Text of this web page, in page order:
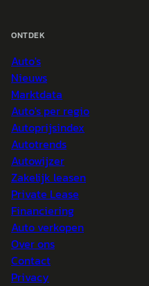
ONTDEK
Auto's
Nieuws
Marktdata
Auto's per regio
Autoprijsindex
Autotrends
Autowijzer
Zakelijk leasen
Private Lease
Financiering
Auto verkopen
Over ons
Contact
Privacy